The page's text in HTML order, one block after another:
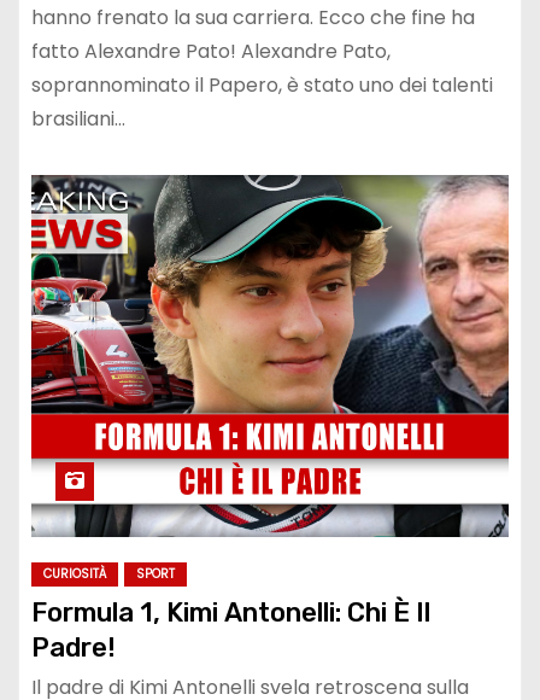
hanno frenato la sua carriera. Ecco che fine ha
fatto Alexandre Pato! Alexandre Pato,
soprannominato il Papero, è stato uno dei talenti
brasiliani…
CURIOSITÀ SPORT
Formula 1, Kimi Antonelli: Chi È Il
Padre!
Il padre di Kimi Antonelli svela retroscena sulla